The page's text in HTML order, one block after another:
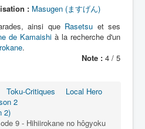
Season 2 (鉄神
ズン 2) = Dieu de
2
: Masugen (ますげん)
ainsi que Rasetsu et ses
de Kamaishi à la recherche d'un
.
Note : 4 / 5
Toku-Critiques
Local Hero
2
2)
9 - Hihiirokane no hôgyoku